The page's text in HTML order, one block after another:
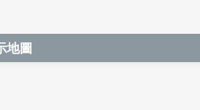
地圖